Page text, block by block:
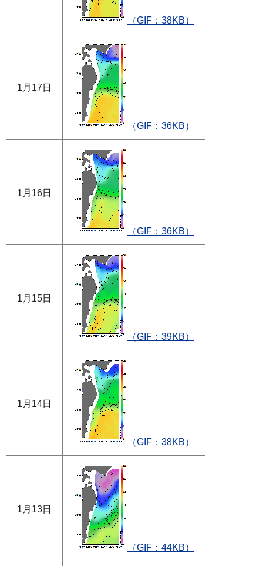
（GIF：38KB）
1月17日
（GIF：36KB）
1月16日
（GIF：36KB）
1月15日
（GIF：39KB）
1月14日
（GIF：38KB）
1月13日
（GIF：44KB）